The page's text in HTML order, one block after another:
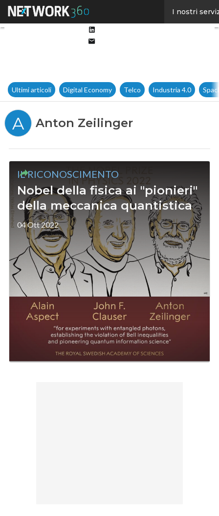
I nostri
Ultimi articoli Digital Economy Telco Industria 4.0
A Anton Zeilinger
IL RICONOSCIMENTO
Nobel della fisica ai "pionieri"
della meccanica quantistica
04 Ott 2022